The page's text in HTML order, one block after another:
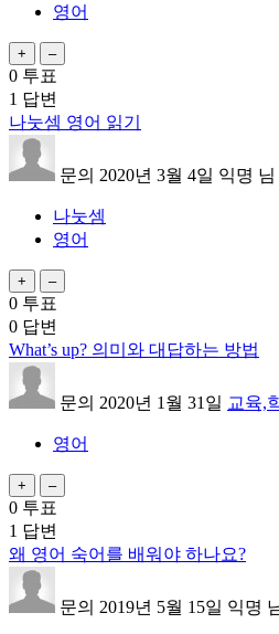
영어
0 투표
1 답변
나눗셈 영어 읽기
문의 2020년 3월 4일 익명 님
나눗셈
영어
0 투표
0 답변
What’s up? 의미와 대답하는 방법
문의 2020년 1월 31일 교육,
영어
0 투표
1 답변
왜 영어 숙어를 배워야 하나요?
문의 2019년 5월 15일 익명